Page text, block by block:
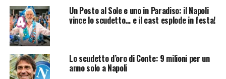
Un Posto al Sole e uno in Paradiso: il Napoli
vince lo scudetto… e il cast esplode in festa!
Lo scudetto d’oro di Conte: 9 milioni per un
anno solo a Napoli